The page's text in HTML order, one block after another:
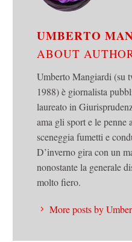
UMBERTO
ABOUT
Umberto Mangiardi (su
1988) è giornalista
laureato in
ama gli sport e le penne
sceneggia fumetti e
D’inverno gira con un
nonostante la generale
molto fiero.
More posts by